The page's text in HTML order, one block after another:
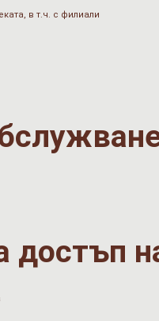
в т.ч. с филиали
достъп